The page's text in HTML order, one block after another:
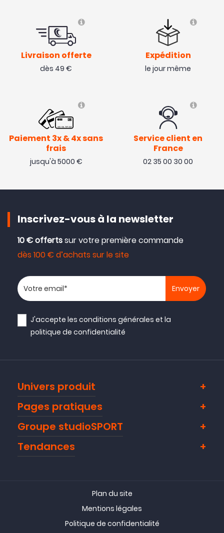
Livraison offerte
dès 49 €
Expédition
le jour même
Paiement 3x & 4x sans
frais
jusqu'à 5000 €
Service client en
France
02 35 00 30 00
Inscrivez-vous à la newsletter
10 € offertssur votre première commande
dès 100 € d’achats sur le site
Votre adresse email
J'accepte lesconditions générales et la
politique de confidentialité
Univers produit
Pages pratiques
Groupe studioSPORT
Tendances
Plan du site
Mentions légales
Politique de confidentialité